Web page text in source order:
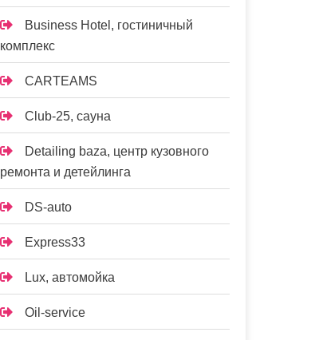
Business Hotel, гостиничный
комплекс
CARTEAMS
Club-25, сауна
Detailing baza, центр кузовного
ремонта и детейлинга
DS-auto
Express33
Lux, автомойка
Oil-service